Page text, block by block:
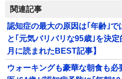
関連記事
認知症の最大の原因は｢年齢｣
と｢元気バリバリな95歳｣を決
月に読まれたBEST記事】
ウォーキングも豪華な朝食も